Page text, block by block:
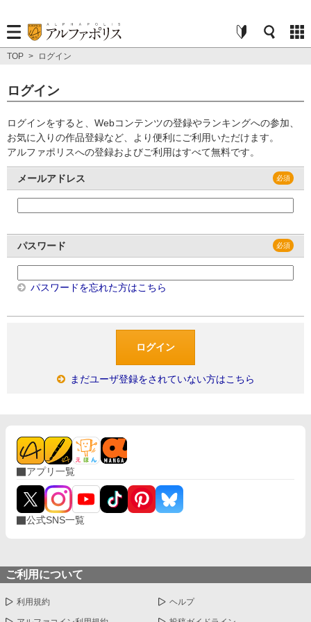
TOP > ログイン
ログイン
ログインをすると、Webコンテンツの登録やランキングへの参加、
お気に入りの作品登録など、より便利にご利用いただけます。
アルファポリスへの登録およびご利用はすべて無料です。
メールアドレス
パスワード
パスワードを忘れた方はこちら
まだユーザ登録をされていない方はこちら
アプリ一覧
公式SNS一覧
ご利用について
利用規約 ヘルプ